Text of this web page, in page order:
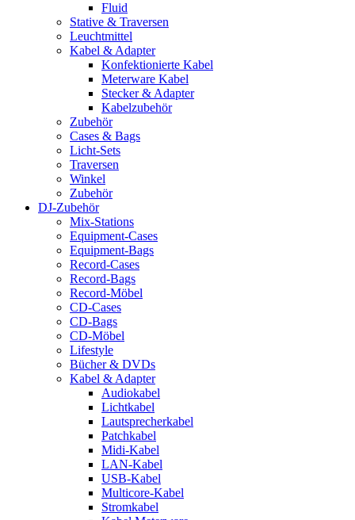
Fluid
Stative & Traversen
Leuchtmittel
Kabel & Adapter
Konfektionierte Kabel
Meterware Kabel
Stecker & Adapter
Kabelzubehör
Zubehör
Cases & Bags
Licht-Sets
Traversen
Winkel
Zubehör
DJ-Zubehör
Mix-Stations
Equipment-Cases
Equipment-Bags
Record-Cases
Record-Bags
Record-Möbel
CD-Cases
CD-Bags
CD-Möbel
Lifestyle
Bücher & DVDs
Kabel & Adapter
Audiokabel
Lichtkabel
Lautsprecherkabel
Patchkabel
Midi-Kabel
LAN-Kabel
USB-Kabel
Multicore-Kabel
Stromkabel